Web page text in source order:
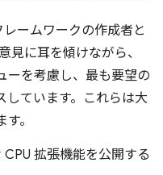
ームワークの作成者と
見に耳を傾けながら、
ーを考慮し、最も要望の
しています。これらは大
。
拡張機能を公開する